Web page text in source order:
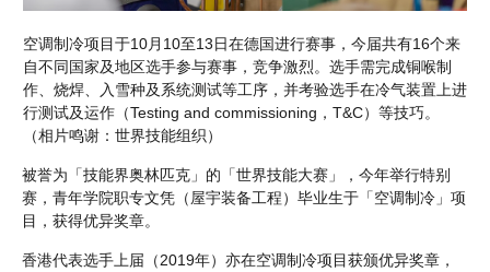
空调制冷项目于10月10至13日在德国进行赛事，今届共有16个来
自不同国家及地区选手参与赛事，竞争激烈。选手需完成铜喉制
作、烧焊、入雪种及系统测试等工序，并考验选手在冷气装置上进
行测试及运作（Testing and commissioning，T&C）等技巧。
（相片鸣谢：世界技能组织）
被誉为「技能界奥林匹克」的「世界技能大赛」，今年举行特别
赛，青年学院职专文凭（屋宇装备工程）毕业生于「空调制冷」项
目，获得优异奖章。
香港代表选手上届（2019年）亦在空调制冷项目获颁优异奖章，